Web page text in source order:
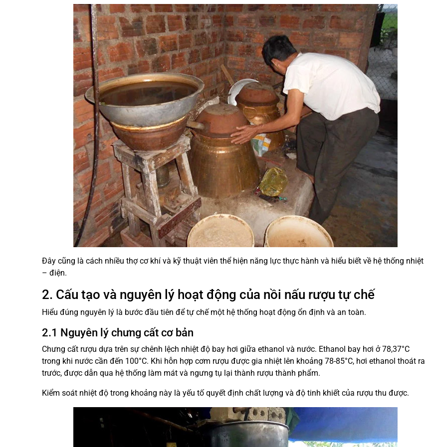
Đây cũng là cách nhiều thợ cơ khí và kỹ thuật viên thể hiện năng lực thực hành và hiểu biết về hệ thống nhiệt
– điện.
2. Cấu tạo và nguyên lý hoạt động của nồi nấu rượu tự chế
Hiểu đúng nguyên lý là bước đầu tiên để tự chế một hệ thống hoạt động ổn định và an toàn.
2.1 Nguyên lý chưng cất cơ bản
Chưng cất rượu dựa trên sự chênh lệch nhiệt độ bay hơi giữa ethanol và nước. Ethanol bay hơi ở 78,37°C
trong khi nước cần đến 100°C. Khi hỗn hợp cơm rượu được gia nhiệt lên khoảng 78-85°C, hơi ethanol thoát ra
trước, được dẫn qua hệ thống làm mát và ngưng tụ lại thành rượu thành phẩm.
Kiểm soát nhiệt độ trong khoảng này là yếu tố quyết định chất lượng và độ tinh khiết của rượu thu được.